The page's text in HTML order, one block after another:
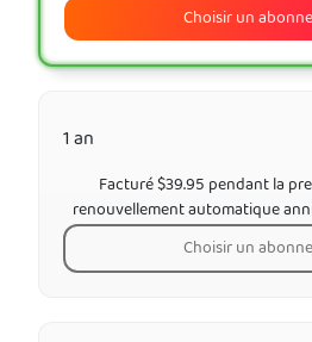
Choisir un
1 an
Facturé $39.95 pendant la
renouvellement automatique
Choisir un